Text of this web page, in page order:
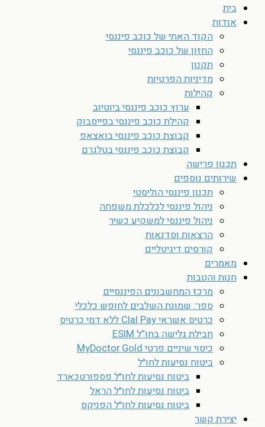
בית
אודות
הקוד האתי של כוכב פיננסי
החזון של כוכב פיננסי
תקנון
מדיניות הפרטיות
קהילות
ערוץ כוכב פיננסי ביוטיוב
קהילת כוכב פיננסי בפייסבוק
קבוצת כוכב פיננסי בואצאפ
קבוצת כוכב פיננסי בטלגרם
תכנון פרישה
שירותים נוספים
תכנון פיננסי הוליסטי
ניהול פיננסי לכלכלת משפחה
ניהול פיננסי למשקיע כשיר
הרצאות וסדנאות
קורסים דיגיטליים
מאמרים
חנות והטבות
מרכז המחשבונים הפיננסיים
ספר: שמונת השלבים לחופש כלכלי
כרטיס אשראי Clal Pay ללא דמי כרטיס
חבילת גלישה בחו”ל ESIM
כיסוי שיניים פרטי MyDoctor Gold
ביטוח נסיעות לחו״ל
ביטוח נסיעות לחו״ל פספורטכארד
ביטוח נסיעות לחו״ל הראל
ביטוח נסיעות לחו״ל הפניקס
יצירת קשר